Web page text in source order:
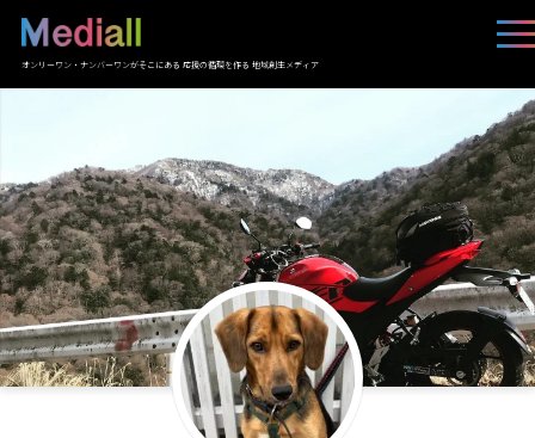
オンリーワン・ナンバーワンがそこにある 応援の循環を作る 地域創生メディア